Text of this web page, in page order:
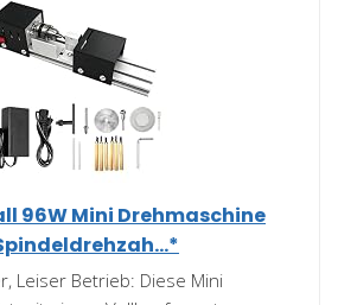
96W Mini Drehmaschine
Leiser Betrieb: Diese Mini